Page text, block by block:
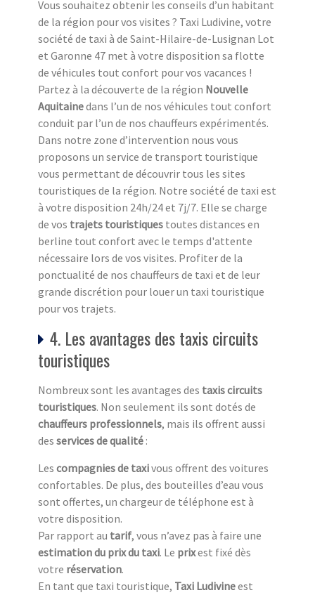
Vous souhaitez obtenir les conseils d’un habitant
de la région pour vos visites ? Taxi Ludivine, votre
société de taxi à de Saint-Hilaire-de-Lusignan Lot
et Garonne 47 met à votre disposition sa flotte
de véhicules tout confort pour vos vacances !
Partez à la découverte de la région Nouvelle
Aquitainedans l’un de nos véhicules tout confort
conduit par l’un de nos chauffeurs expérimentés.
Dans notre zone d’intervention nous vous
proposons un service de transport touristique
vous permettant de découvrir tous les sites
touristiques de la région. Notre société de taxi est
à votre disposition 24h/24 et 7j/7. Elle se charge
de vos trajets touristiques toutes distances en
berline tout confort avec le temps d'attente
nécessaire lors de vos visites. Profiter de la
ponctualité de nos chauffeurs de taxi et de leur
grande discrétion pour louer un taxi touristique
pour vos trajets.
4. Les avantages des taxis circuits
touristiques
Nombreux sont les avantages des taxis circuits
touristiques. Non seulement ils sont dotés de
chauffeurs professionnels, mais ils offrent aussi
des services de qualité :
Les compagnies de taxivous offrent des voitures
confortables. De plus, des bouteilles d’eau vous
sont offertes, un chargeur de téléphone est à
votre disposition.
Par rapport au tarif, vous n’avez pas à faire une
estimation du prix du taxi. Le prixest fixé dès
votre réservation.
En tant que taxi touristique, Taxi Ludivineest